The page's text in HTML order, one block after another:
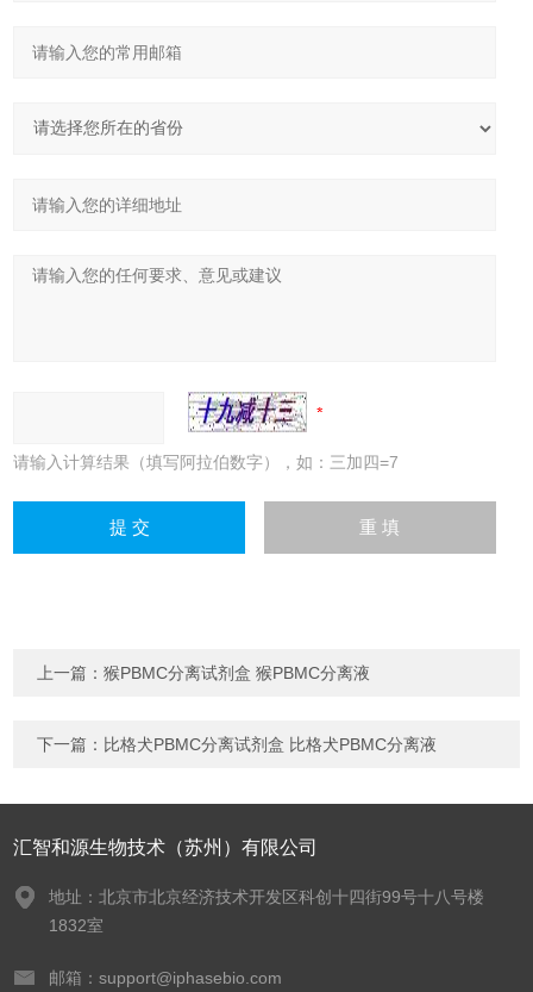
请输入计算结果（填写阿拉伯数字），如：三加四=7
上一篇：猴PBMC分离试剂盒 猴PBMC分离液
下一篇： 比格犬PBMC分离试剂盒 比格犬PBMC分离液
汇智和源生物技术（苏州）有限公司
地址：北京市北京经济技术开发区科创十四街99号十八号楼
1832室
邮箱：support@iphasebio.com